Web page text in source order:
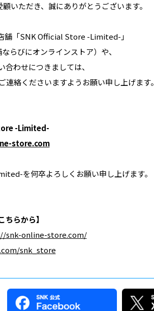
いただき、誠にありがとうございます。
舗「SNK Official Store -Limited-」
らびにオンラインストア）や、
わせにつきましては、
絡くださいますようお願い申し上げます。
-Limited-
store.com
を何卒よろしくお願い申し上げます。
ちらから】
snk-online-store.com/
snk_store